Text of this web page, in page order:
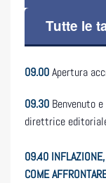
Tutte le
09.00Apertura
09.30 Benvenuto
direttrice
09.40
COME